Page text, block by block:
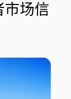
市场信